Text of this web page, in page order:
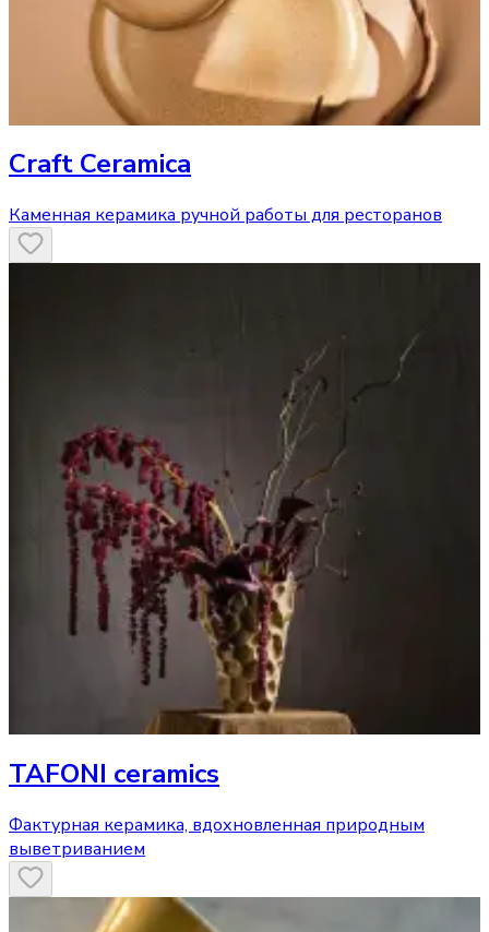
Craft Ceramica
Каменная керамика ручной работы для ресторанов
TAFONI ceramics
Фактурная керамика, вдохновленная природным
выветриванием